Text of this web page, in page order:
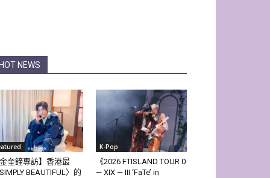
HOT NEWS
金奎鐘專訪】香港最
SIMPLY BEAUTIFUL〉的
K-Pop
《2026 FTISLAND TOUR 0
— XIX — III ‘FaTe’ in